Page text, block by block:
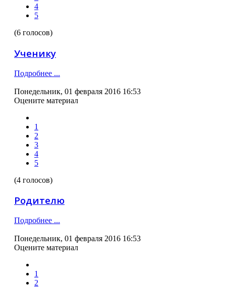
4
5
(6 голосов)
Ученику
Подробнее ...
Понедельник, 01 февраля 2016 16:53
Оцените материал
1
2
3
4
5
(4 голосов)
Родителю
Подробнее ...
Понедельник, 01 февраля 2016 16:53
Оцените материал
1
2